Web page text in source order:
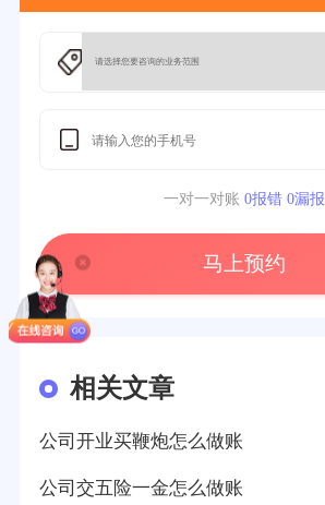
一对一对账 0报错 0漏报
马上预约
相关文章
公司开业买鞭炮怎么做账
公司交五险一金怎么做账